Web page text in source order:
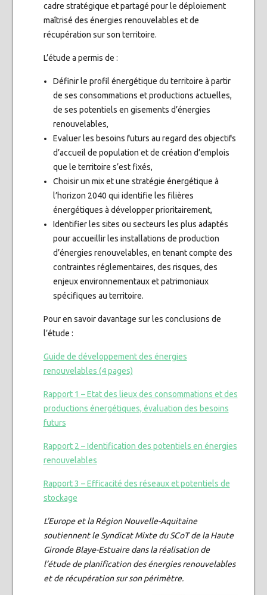
cadre stratégique et partagé pour le déploiement
maîtrisé des énergies renouvelables et de
récupération sur son territoire.
L’étude a permis de :
Définir le profil énergétique du territoire à partir
de ses consommations et productions actuelles,
de ses potentiels en gisements d’énergies
renouvelables,
Evaluer les besoins futurs au regard des objectifs
d’accueil de population et de création d’emplois
que le territoire s’est fixés,
Choisir un mix et une stratégie énergétique à
l’horizon 2040 qui identifie les filières
énergétiques à développer prioritairement,
Identifier les sites ou secteurs les plus adaptés
pour accueillir les installations de production
d’énergies renouvelables, en tenant compte des
contraintes réglementaires, des risques, des
enjeux environnementaux et patrimoniaux
spécifiques au territoire.
Pour en savoir davantage sur les conclusions de
l’étude :
Guide de développement des énergies
renouvelables (4 pages)
Rapport 1 – Etat des lieux des consommations et des
productions énergétiques, évaluation des besoins
futurs
Rapport 2 – Identification des potentiels en énergies
renouvelables
Rapport 3 – Efficacité des réseaux et potentiels de
stockage
L’Europe et la Région Nouvelle-Aquitaine
soutiennent le Syndicat Mixte du SCoT de la Haute
Gironde Blaye-Estuaire dans la réalisation de
l’étude de planification des énergies renouvelables
et de récupération sur son périmètre.